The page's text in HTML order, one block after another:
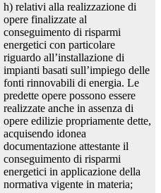
h) relativi alla realizzazione di
opere finalizzate al
conseguimento di risparmi
energetici con particolare
riguardo all’installazione di
impianti basati sull’impiego delle
fonti rinnovabili di energia. Le
predette opere possono essere
realizzate anche in assenza di
opere edilizie propriamente dette,
acquisendo idonea
documentazione attestante il
conseguimento di risparmi
energetici in applicazione della
normativa vigente in materia;